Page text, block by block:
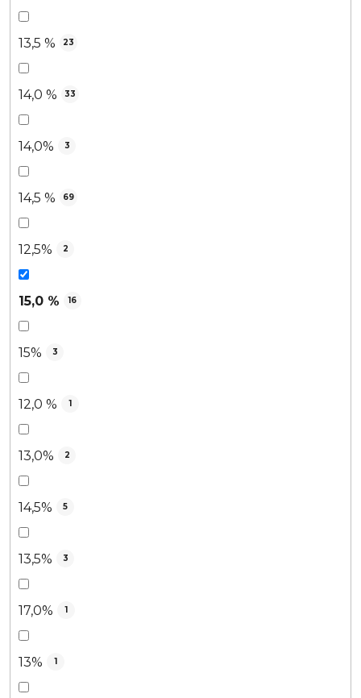
13,5 % 23
14,0 % 33
14,0% 3
14,5 % 69
12,5% 2
15,0 % 16
15% 3
12,0 % 1
13,0% 2
14,5% 5
13,5% 3
17,0% 1
13% 1